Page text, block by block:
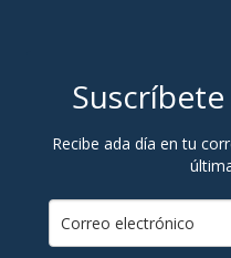
Recibe ada día en tu